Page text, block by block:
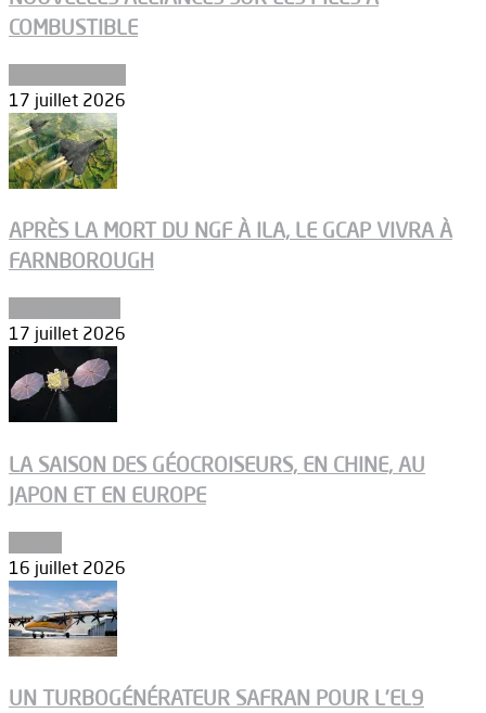
COMBUSTIBLE
17 juillet 2026
APRÈS LA MORT DU NGF À ILA, LE GCAP VIVRA À
FARNBOROUGH
17 juillet 2026
LA SAISON DES GÉOCROISEURS, EN CHINE, AU
JAPON ET EN EUROPE
16 juillet 2026
UN TURBOGÉNÉRATEUR SAFRAN POUR L’EL9